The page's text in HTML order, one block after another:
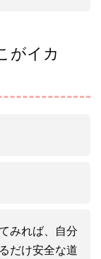
がイカ
みれば、自分
だけ安全な道